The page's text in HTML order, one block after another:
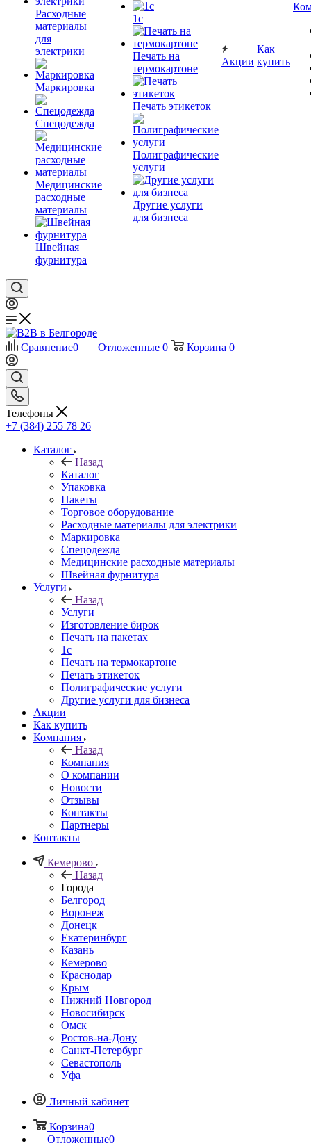
Расходные
материалы
для
электрики
Маркировка
Спецодежда
Медицинские
расходные
материалы
Швейная
фурнитура
1c
Печать на
термокартоне
Печать этикеток
Полиграфические
услуги
Другие услуги
для бизнеса
Акции
Как
купить
Сравнение0 Отложенные 0 Корзина 0
Телефоны
+7 (384) 255 78 26
Каталог
Назад
Каталог
Упаковка
Пакеты
Торговое оборудование
Расходные материалы для электрики
Маркировка
Спецодежда
Медицинские расходные материалы
Швейная фурнитура
Услуги
Назад
Услуги
Изготовление бирок
Печать на пакетах
1c
Печать на термокартоне
Печать этикеток
Полиграфические услуги
Другие услуги для бизнеса
Акции
Как купить
Компания
Назад
Компания
О компании
Новости
Отзывы
Контакты
Партнеры
Контакты
Кемерово
Назад
Города
Белгород
Воронеж
Донецк
Екатеринбург
Казань
Кемерово
Краснодар
Крым
Нижний Новгород
Новосибирск
Омск
Ростов-на-Дону
Санкт-Петербург
Севастополь
Уфа
Личный кабинет
Корзина0
Отложенные0